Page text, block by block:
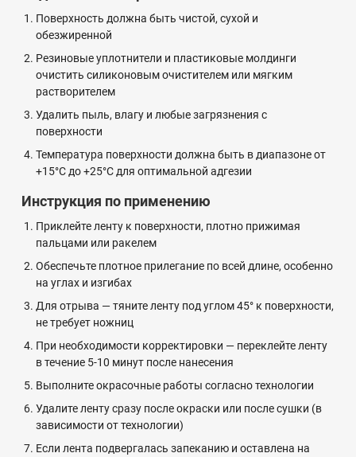
Поверхность должна быть чистой, сухой и
обезжиренной
Резиновые уплотнители и пластиковые молдинги
очистить силиконовым очистителем или мягким
растворителем
Удалить пыль, влагу и любые загрязнения с
поверхности
Температура поверхности должна быть в диапазоне от
+15°C до +25°C для оптимальной адгезии
Инструкция по применению
Приклейте ленту к поверхности, плотно прижимая
пальцами или ракелем
Обеспечьте плотное прилегание по всей длине, особенно
на углах и изгибах
Для отрыва — тяните ленту под углом 45° к поверхности,
не требует ножниц
При необходимости корректировки — переклейте ленту
в течение 5-10 минут после нанесения
Выполните окрасочные работы согласно технологии
Удалите ленту сразу после окраски или после сушки (в
зависимости от технологии)
Если лента подвергалась запеканию и оставлена на